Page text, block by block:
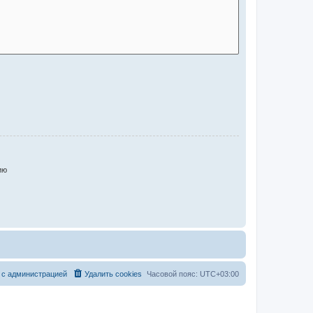
Часовой пояс: UTC+03:00
Удалить cookies
администрацией